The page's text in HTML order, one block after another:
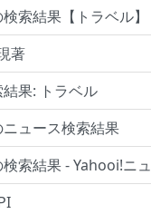
索結果【トラベル】
著
果: トラベル
ニュース検索結果
検索結果 - Yahooi!ニ